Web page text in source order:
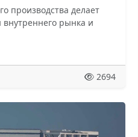
производства делает
внутреннего рынка и
2694